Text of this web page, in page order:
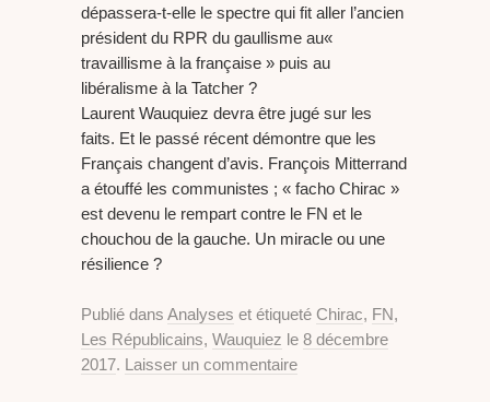
dépassera-t-elle le spectre qui fit aller l’ancien
président du RPR du gaullisme au«
travaillisme à la française » puis au
libéralisme à la Tatcher ?
Laurent Wauquiez devra être jugé sur les
faits. Et le passé récent démontre que les
Français changent d’avis. François Mitterrand
a étouffé les communistes ; « facho Chirac »
est devenu le rempart contre le FN et le
chouchou de la gauche. Un miracle ou une
résilience ?
Publié dans Analyses et étiqueté Chirac, FN,
Les Républicains, Wauquiez le 8 décembre
2017. Laisser un commentaire